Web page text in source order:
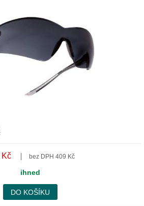
Kč bez DPH 409 Kč
ihned
DO KOŠÍKU